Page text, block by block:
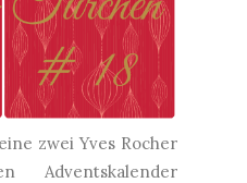
zwei Yves Rocher
Adventskalender